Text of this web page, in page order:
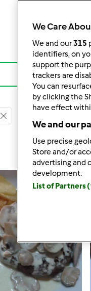
Resultados
12
We Care
We and our315
identifiers, on
support the
trackers are
You can
by clicking the
have effect
We and our
Use precise
Store and/or
advertising and
development.
List of Partners